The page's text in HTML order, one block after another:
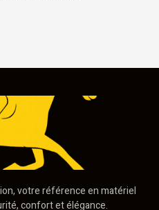
votre référence en matériel
confort et élégance.